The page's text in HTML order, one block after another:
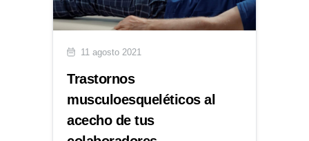
11 agosto 2021
Trastornos
musculoesqueléticos al
acecho de tus